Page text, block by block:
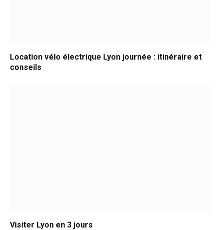
Location vélo électrique Lyon journée : itinéraire et
conseils
Visiter Lyon en 3 jours